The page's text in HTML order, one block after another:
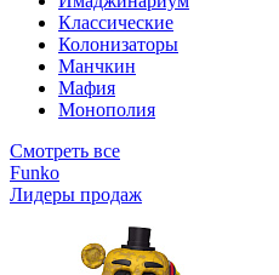
Классические
Колонизаторы
Манчкин
Мафия
Монополия
Смотреть все
Funko
Лидеры продаж